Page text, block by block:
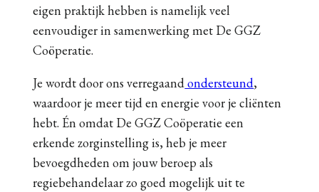
eigen praktijk hebben is namelijk veel
eenvoudiger in samenwerking met De GGZ
Coöperatie.
Je wordt door ons verregaandondersteund,
waardoor je meer tijd en energie voor je cliënten
hebt. Én omdat De GGZ Coöperatie een
erkende zorginstelling is, heb je meer
bevoegdheden om jouw beroep als
regiebehandelaar zo goed mogelijk uit te